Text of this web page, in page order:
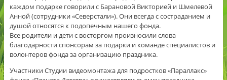
каждом подарке говорили с Барановой Викторией и Шмелевой
Анной (сотрудники «Северстали»). Они всегда с состраданием и
душой относятся к подопечным нашего фонда.
Все родители и дети с восторгом произносили слова
благодарности спонсорам за подарки и команде специалистов и
волонтеров фонда за организацию праздника.
Участники Студии видеомонтажа для подростков «Параллакс»